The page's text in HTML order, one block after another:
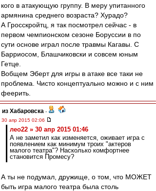
кого в атакующую группу. В меру упитанного
армянина среднего возраста? Хурадо?
А Гросскройтц, я так посмотрел сейчас - в
первом чемпионском сезоне Боруссии в по
сути основе играл после травмы Кагавы. С
Барриосом, Блашчиковски и совсем юным
Гетце.
Вобщем Эберт для игры в атаке все таки не
проблема. Чисто концептуально можно и с ним
феерить.
из Хабаровска -
30 апр 2015 02:06
лео22 » 30 апр 2015 01:46
А не заметил как изменяется, оживает игра с
появлением как минимум троих "актеров
малого театра"? Насколько комфортнее
становится Промесу?
А ты не подумал, дружище, о том, что МОЖЕТ
быть игра малого театра была столь